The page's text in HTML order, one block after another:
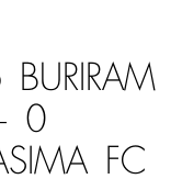
0
FC